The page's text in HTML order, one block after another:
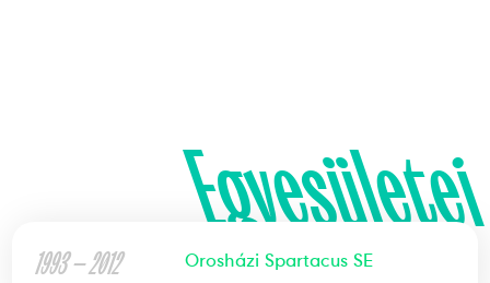
Egyesületei
1993 — 2012 Orosházi Spartacus SE